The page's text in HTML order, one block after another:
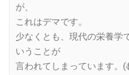
が、
これはデマです。
少なくとも、現代の栄養学
いうことが
言われてしまっています。